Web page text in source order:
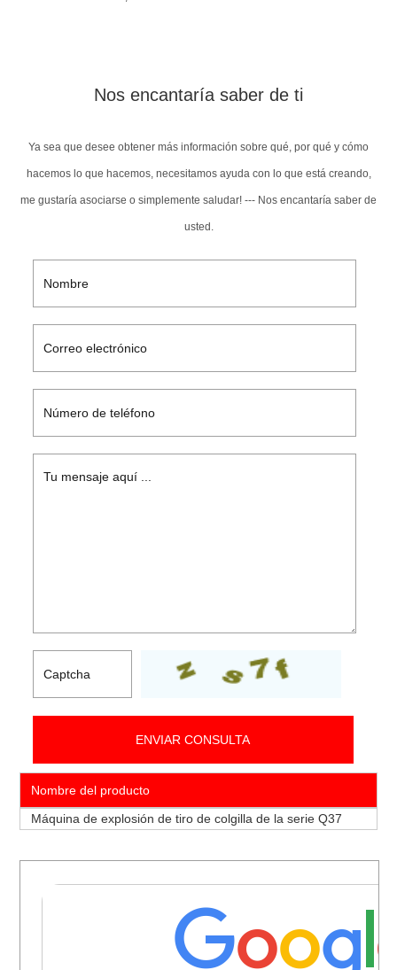
Nos encantaría saber de ti
Ya sea que desee obtener más información sobre qué, por qué y cómo
hacemos lo que hacemos, necesitamos ayuda con lo que está creando,
me gustaría asociarse o simplemente saludar! --- Nos encantaría saber de
usted.
Nombre del producto
Máquina de explosión de tiro de colgilla de la serie Q37